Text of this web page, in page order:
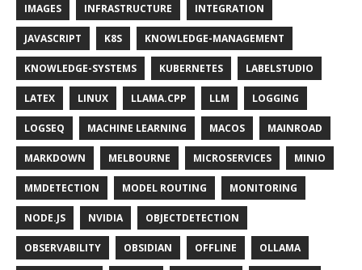
IMAGES INFRASTRUCTURE INTEGRATION
JAVASCRIPT K8S KNOWLEDGE-MANAGEMENT
KNOWLEDGE-SYSTEMS KUBERNETES LABELSTUDIO
LATEX LINUX LLAMA.CPP LLM LOGGING
LOGSEQ MACHINE LEARNING MACOS MAINROAD
MARKDOWN MELBOURNE MICROSERVICES MINIO
MMDETECTION MODEL ROUTING MONITORING
NODE.JS NVIDIA OBJECTDETECTION
OBSERVABILITY OBSIDIAN OFFLINE OLLAMA